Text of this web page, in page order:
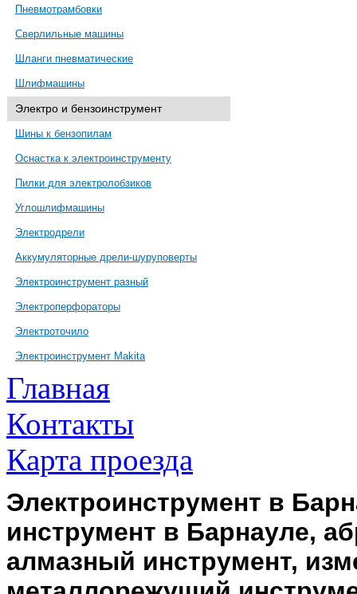
Пневмотрамбовки
Сверлильные машины
Шланги пневматические
Шлифмашины
Электро и бензоинструмент
Шины к бензопилам
Оснастка к электроинструменту
Пилки для электролобзиков
Углошлифмашины
Электродрели
Аккумуляторные дрели-шуруповерты
Электроинструмент разный
Электроперфораторы
Электроточило
Электроинструмент Makita
Главная
Контакты
Карта проезда
Электроинструмент в
инструмент в Барнауле,
алмазный инструмент,